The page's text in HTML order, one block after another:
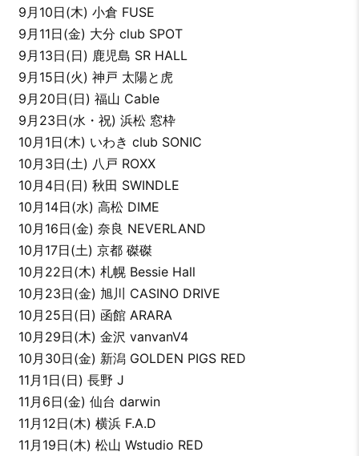
9月10日(木) 小倉 FUSE
9月11日(金) 大分 club SPOT
9月13日(日) 鹿児島 SR HALL
9月15日(火) 神戸 太陽と虎
9月20日(日) 福山 Cable
9月23日(水・祝) 浜松 窓枠
10月1日(木) いわき club SONIC
10月3日(土) 八戸 ROXX
10月4日(日) 秋田 SWINDLE
10月14日(水) 高松 DIME
10月16日(金) 奈良 NEVERLAND
10月17日(土) 京都 磔磔
10月22日(木) 札幌 Bessie Hall
10月23日(金) 旭川 CASINO DRIVE
10月25日(日) 函館 ARARA
10月29日(木) 金沢 vanvanV4
10月30日(金) 新潟 GOLDEN PIGS RED
11月1日(日) 長野 J
11月6日(金) 仙台 darwin
11月12日(木) 横浜 F.A.D
11月19日(木) 松山 Wstudio RED